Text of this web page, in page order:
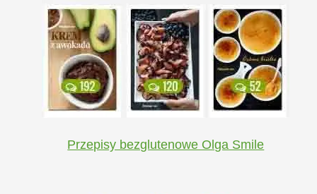
Przepisy bezglutenowe Olga Smile